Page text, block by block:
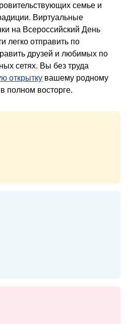
семье и
Виртуальные
на Всероссийский День
легко отправить по
друзей и любимых по
сетях. Вы без труда
открытку вашему родному
полном восторге.